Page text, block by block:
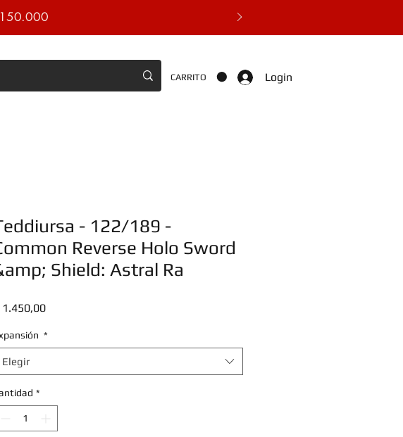
CARRITO Login
- 122/189 -
Reverse Holo Sword
Shield: Astral Ra
1.450,00Precio
*
Elegir
*